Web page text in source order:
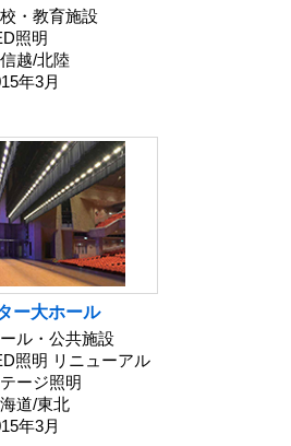
・教育施設
照明
越/北陸
年3月
ー大ホール
ル・公共施設
照明 リニューアル
ージ照明
道/東北
年3月